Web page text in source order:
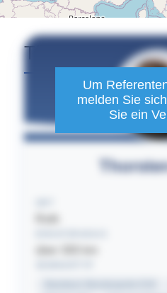
Thorsten
Um
melden Sie
Sie ein